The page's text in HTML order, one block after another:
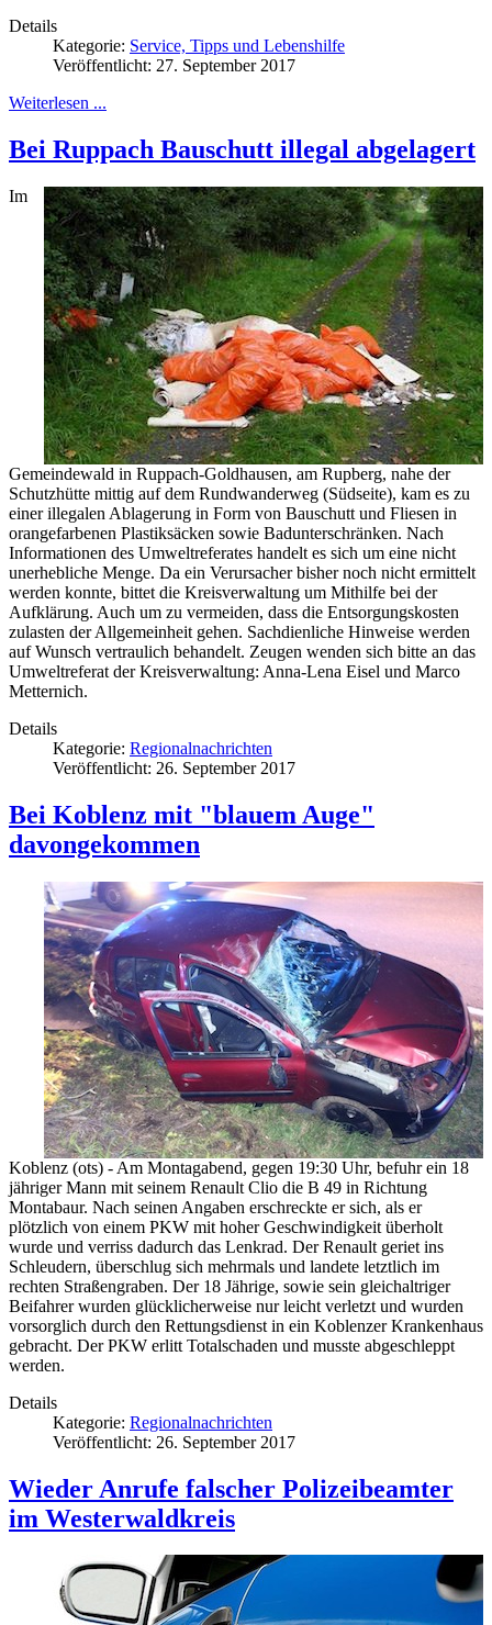
Details
Kategorie: Service, Tipps und Lebenshilfe
Veröffentlicht: 27. September 2017
Weiterlesen ...
Bei Ruppach Bauschutt illegal abgelagert
Im
Gemeindewald in Ruppach-Goldhausen, am Rupberg, nahe der
Schutzhütte mittig auf dem Rundwanderweg (Südseite), kam es zu
einer illegalen Ablagerung in Form von Bauschutt und Fliesen in
orangefarbenen Plastiksäcken sowie Badunterschränken. Nach
Informationen des Umweltreferates handelt es sich um eine nicht
unerhebliche Menge. Da ein Verursacher bisher noch nicht ermittelt
werden konnte, bittet die Kreisverwaltung um Mithilfe bei der
Aufklärung. Auch um zu vermeiden, dass die Entsorgungskosten
zulasten der Allgemeinheit gehen. Sachdienliche Hinweise werden
auf Wunsch vertraulich behandelt. Zeugen wenden sich bitte an das
Umweltreferat der Kreisverwaltung: Anna-Lena Eisel und Marco
Metternich.
Details
Kategorie: Regionalnachrichten
Veröffentlicht: 26. September 2017
Bei Koblenz mit "blauem Auge"
davongekommen
Koblenz (ots) - Am Montagabend, gegen 19:30 Uhr, befuhr ein 18
jähriger Mann mit seinem Renault Clio die B 49 in Richtung
Montabaur. Nach seinen Angaben erschreckte er sich, als er
plötzlich von einem PKW mit hoher Geschwindigkeit überholt
wurde und verriss dadurch das Lenkrad. Der Renault geriet ins
Schleudern, überschlug sich mehrmals und landete letztlich im
rechten Straßengraben. Der 18 Jährige, sowie sein gleichaltriger
Beifahrer wurden glücklicherweise nur leicht verletzt und wurden
vorsorglich durch den Rettungsdienst in ein Koblenzer Krankenhaus
gebracht. Der PKW erlitt Totalschaden und musste abgeschleppt
werden.
Details
Kategorie: Regionalnachrichten
Veröffentlicht: 26. September 2017
Wieder Anrufe falscher Polizeibeamter
im Westerwaldkreis